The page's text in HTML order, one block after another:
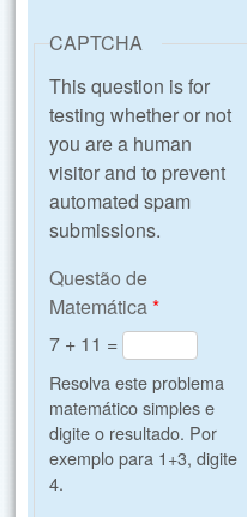
CAPTCHA
This question is for
testing whether or not
you are a human
visitor and to prevent
automated spam
submissions.
Questão de
Matemática*
7 + 11 =
Resolva este problema
matemático simples e
digite o resultado. Por
exemplo para 1+3, digite
4.